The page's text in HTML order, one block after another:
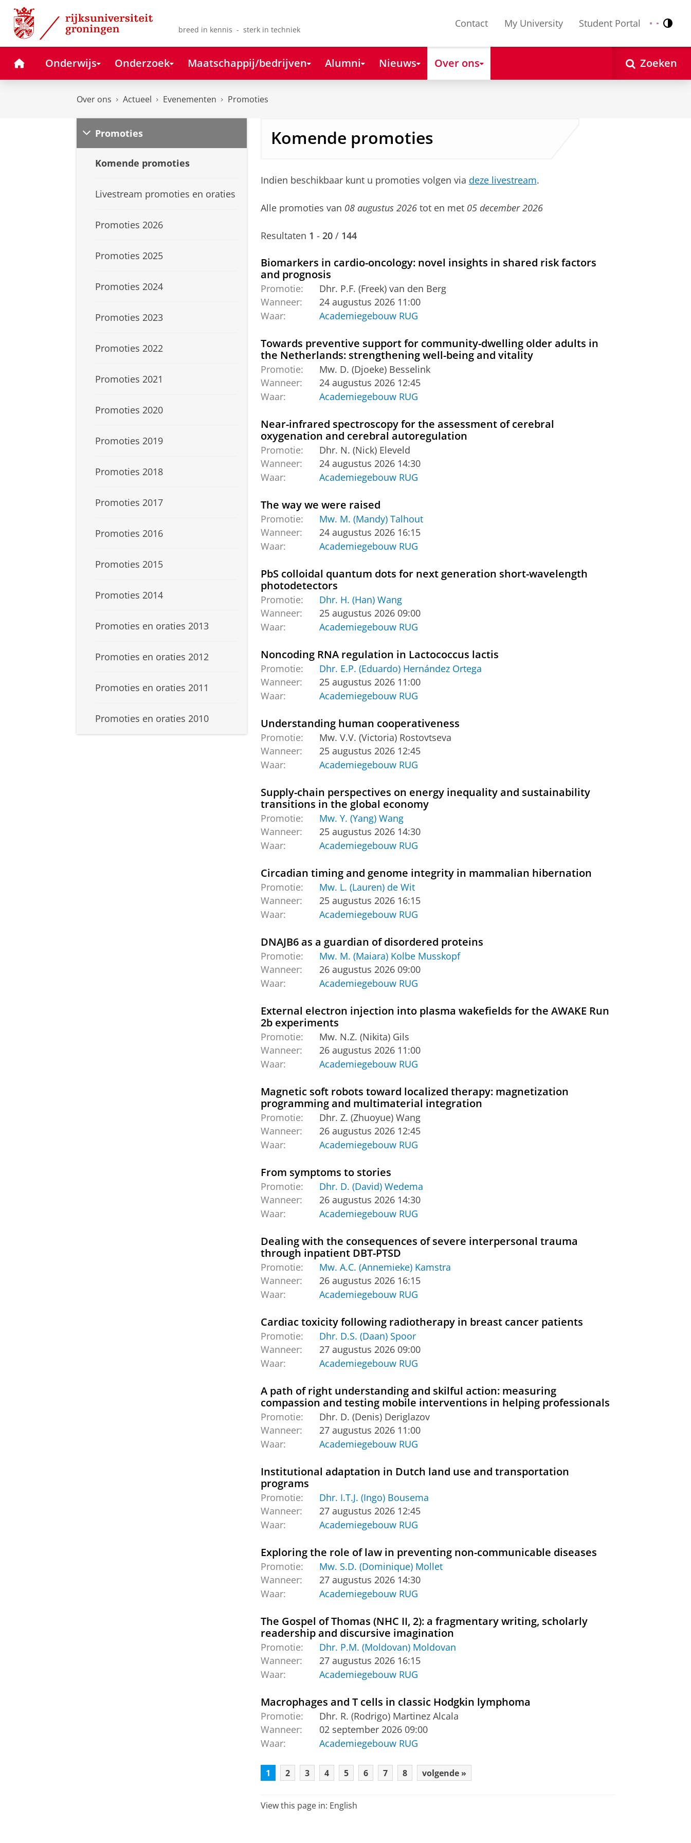
Skip
Content
Skip
Navigation
breed in kennis - sterk in techniek
Contact My University Student Portal Nederlands
English
HomeOnderwijs Onderzoek Maatschappij/bedrijven Alumni Nieuws Over ons Zoeken
Over ons Actueel Evenementen Promoties
Promoties
Komende promoties
Livestream promoties en oraties
Promoties 2026
Promoties 2025
Promoties 2024
Promoties 2023
Promoties 2022
Promoties 2021
Promoties 2020
Promoties 2019
Promoties 2018
Promoties 2017
Promoties 2016
Promoties 2015
Promoties 2014
Promoties en oraties 2013
Promoties en oraties 2012
Promoties en oraties 2011
Promoties en oraties 2010
Komende promoties
Indien beschikbaar kunt u promoties volgen via deze livestream.
Alle promoties van 08 augustus 2026 tot en met 05 december 2026
Resultaten 1 - 20/ 144
Biomarkers in cardio-oncology: novel insights in shared risk factors
and prognosis
Promotie:
Dhr. P.F. (Freek) van den Berg
Wanneer:
24 augustus 2026 11:00
Waar:
Academiegebouw RUG
Towards preventive support for community-dwelling older adults in
the Netherlands: strengthening well-being and vitality
Promotie:
Mw. D. (Djoeke) Besselink
Wanneer:
24 augustus 2026 12:45
Waar:
Academiegebouw RUG
Near-infrared spectroscopy for the assessment of cerebral
oxygenation and cerebral autoregulation
Promotie:
Dhr. N. (Nick) Eleveld
Wanneer:
24 augustus 2026 14:30
Waar:
Academiegebouw RUG
The way we were raised
Promotie:
Mw. M. (Mandy) Talhout
Wanneer:
24 augustus 2026 16:15
Waar:
Academiegebouw RUG
PbS colloidal quantum dots for next generation short-wavelength
photodetectors
Promotie:
Dhr. H. (Han) Wang
Wanneer:
25 augustus 2026 09:00
Waar:
Academiegebouw RUG
Noncoding RNA regulation in Lactococcus lactis
Promotie:
Dhr. E.P. (Eduardo) Hernández Ortega
Wanneer:
25 augustus 2026 11:00
Waar:
Academiegebouw RUG
Understanding human cooperativeness
Promotie:
Mw. V.V. (Victoria) Rostovtseva
Wanneer:
25 augustus 2026 12:45
Waar:
Academiegebouw RUG
Supply-chain perspectives on energy inequality and sustainability
transitions in the global economy
Promotie:
Mw. Y. (Yang) Wang
Wanneer:
25 augustus 2026 14:30
Waar:
Academiegebouw RUG
Circadian timing and genome integrity in mammalian hibernation
Promotie:
Mw. L. (Lauren) de Wit
Wanneer:
25 augustus 2026 16:15
Waar:
Academiegebouw RUG
DNAJB6 as a guardian of disordered proteins
Promotie:
Mw. M. (Maiara) Kolbe Musskopf
Wanneer:
26 augustus 2026 09:00
Waar:
Academiegebouw RUG
External electron injection into plasma wakefields for the AWAKE Run
2b experiments
Promotie:
Mw. N.Z. (Nikita) Gils
Wanneer:
26 augustus 2026 11:00
Waar:
Academiegebouw RUG
Magnetic soft robots toward localized therapy: magnetization
programming and multimaterial integration
Promotie:
Dhr. Z. (Zhuoyue) Wang
Wanneer:
26 augustus 2026 12:45
Waar:
Academiegebouw RUG
From symptoms to stories
Promotie:
Dhr. D. (David) Wedema
Wanneer:
26 augustus 2026 14:30
Waar:
Academiegebouw RUG
Dealing with the consequences of severe interpersonal trauma
through inpatient DBT-PTSD
Promotie:
Mw. A.C. (Annemieke) Kamstra
Wanneer:
26 augustus 2026 16:15
Waar:
Academiegebouw RUG
Cardiac toxicity following radiotherapy in breast cancer patients
Promotie:
Dhr. D.S. (Daan) Spoor
Wanneer:
27 augustus 2026 09:00
Waar:
Academiegebouw RUG
A path of right understanding and skilful action: measuring
compassion and testing mobile interventions in helping professionals
Promotie:
Dhr. D. (Denis) Deriglazov
Wanneer:
27 augustus 2026 11:00
Waar:
Academiegebouw RUG
Institutional adaptation in Dutch land use and transportation
programs
Promotie:
Dhr. I.T.J. (Ingo) Bousema
Wanneer:
27 augustus 2026 12:45
Waar:
Academiegebouw RUG
Exploring the role of law in preventing non-communicable diseases
Promotie:
Mw. S.D. (Dominique) Mollet
Wanneer:
27 augustus 2026 14:30
Waar:
Academiegebouw RUG
The Gospel of Thomas (NHC II, 2): a fragmentary writing, scholarly
readership and discursive imagination
Promotie:
Dhr. P.M. (Moldovan) Moldovan
Wanneer:
27 augustus 2026 16:15
Waar:
Academiegebouw RUG
Macrophages and T cells in classic Hodgkin lymphoma
Promotie:
Dhr. R. (Rodrigo) Martinez Alcala
Wanneer:
02 september 2026 09:00
Waar:
Academiegebouw RUG
1 2 3 4 5 6 7 8 volgende »
View this page in: English